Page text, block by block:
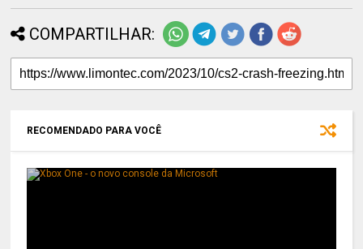
COMPARTILHAR:
RECOMENDADO PARA VOCÊ